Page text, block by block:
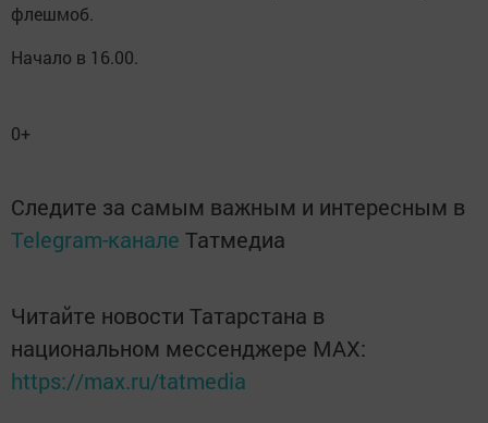
флешмоб.
Начало в 16.00.
0+
Следите за самым важным и интересным в
Telegram-канале Татмедиа
Читайте новости Татарстана в
национальном мессенджере MАХ:
https://max.ru/tatmedia